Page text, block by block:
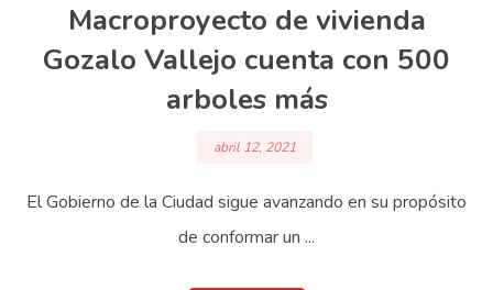
Macroproyecto de vivienda
Gozalo Vallejo cuenta con 500
arboles más
abril 12, 2021
El Gobierno de la Ciudad sigue avanzando en su propósito
de conformar un ...